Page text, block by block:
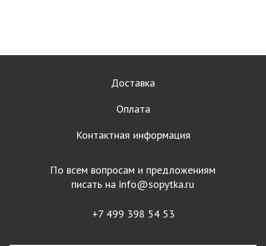
Доставка
Оплата
Контактная информация
По всем вопросам и предложениям
писать на info@sopytka.ru
+7 499 398 54 53